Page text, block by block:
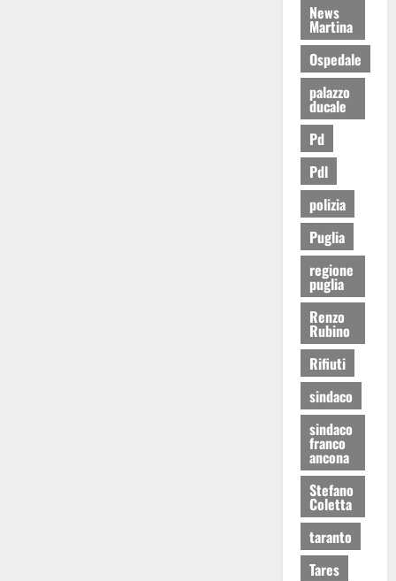
News
Martina
Ospedale
palazzo
ducale
Pd
Pdl
polizia
Puglia
regione
puglia
Renzo
Rubino
Rifiuti
sindaco
sindaco
franco
ancona
Stefano
Coletta
taranto
Tares